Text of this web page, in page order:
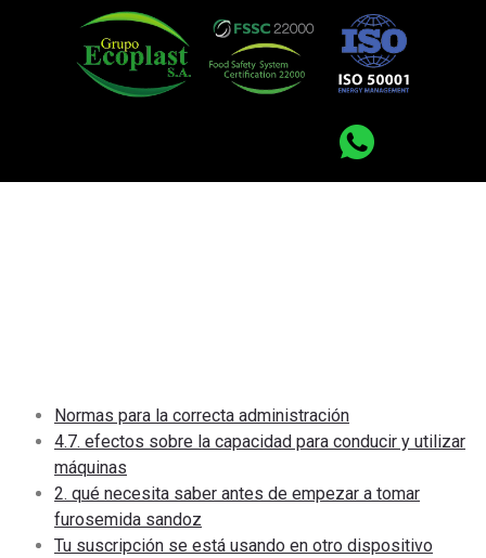
Normas para la correcta administración
4.7. efectos sobre la capacidad para conducir y utilizar
máquinas
2. qué necesita saber antes de empezar a tomar
furosemida sandoz
Tu suscripción se está usando en otro dispositivo